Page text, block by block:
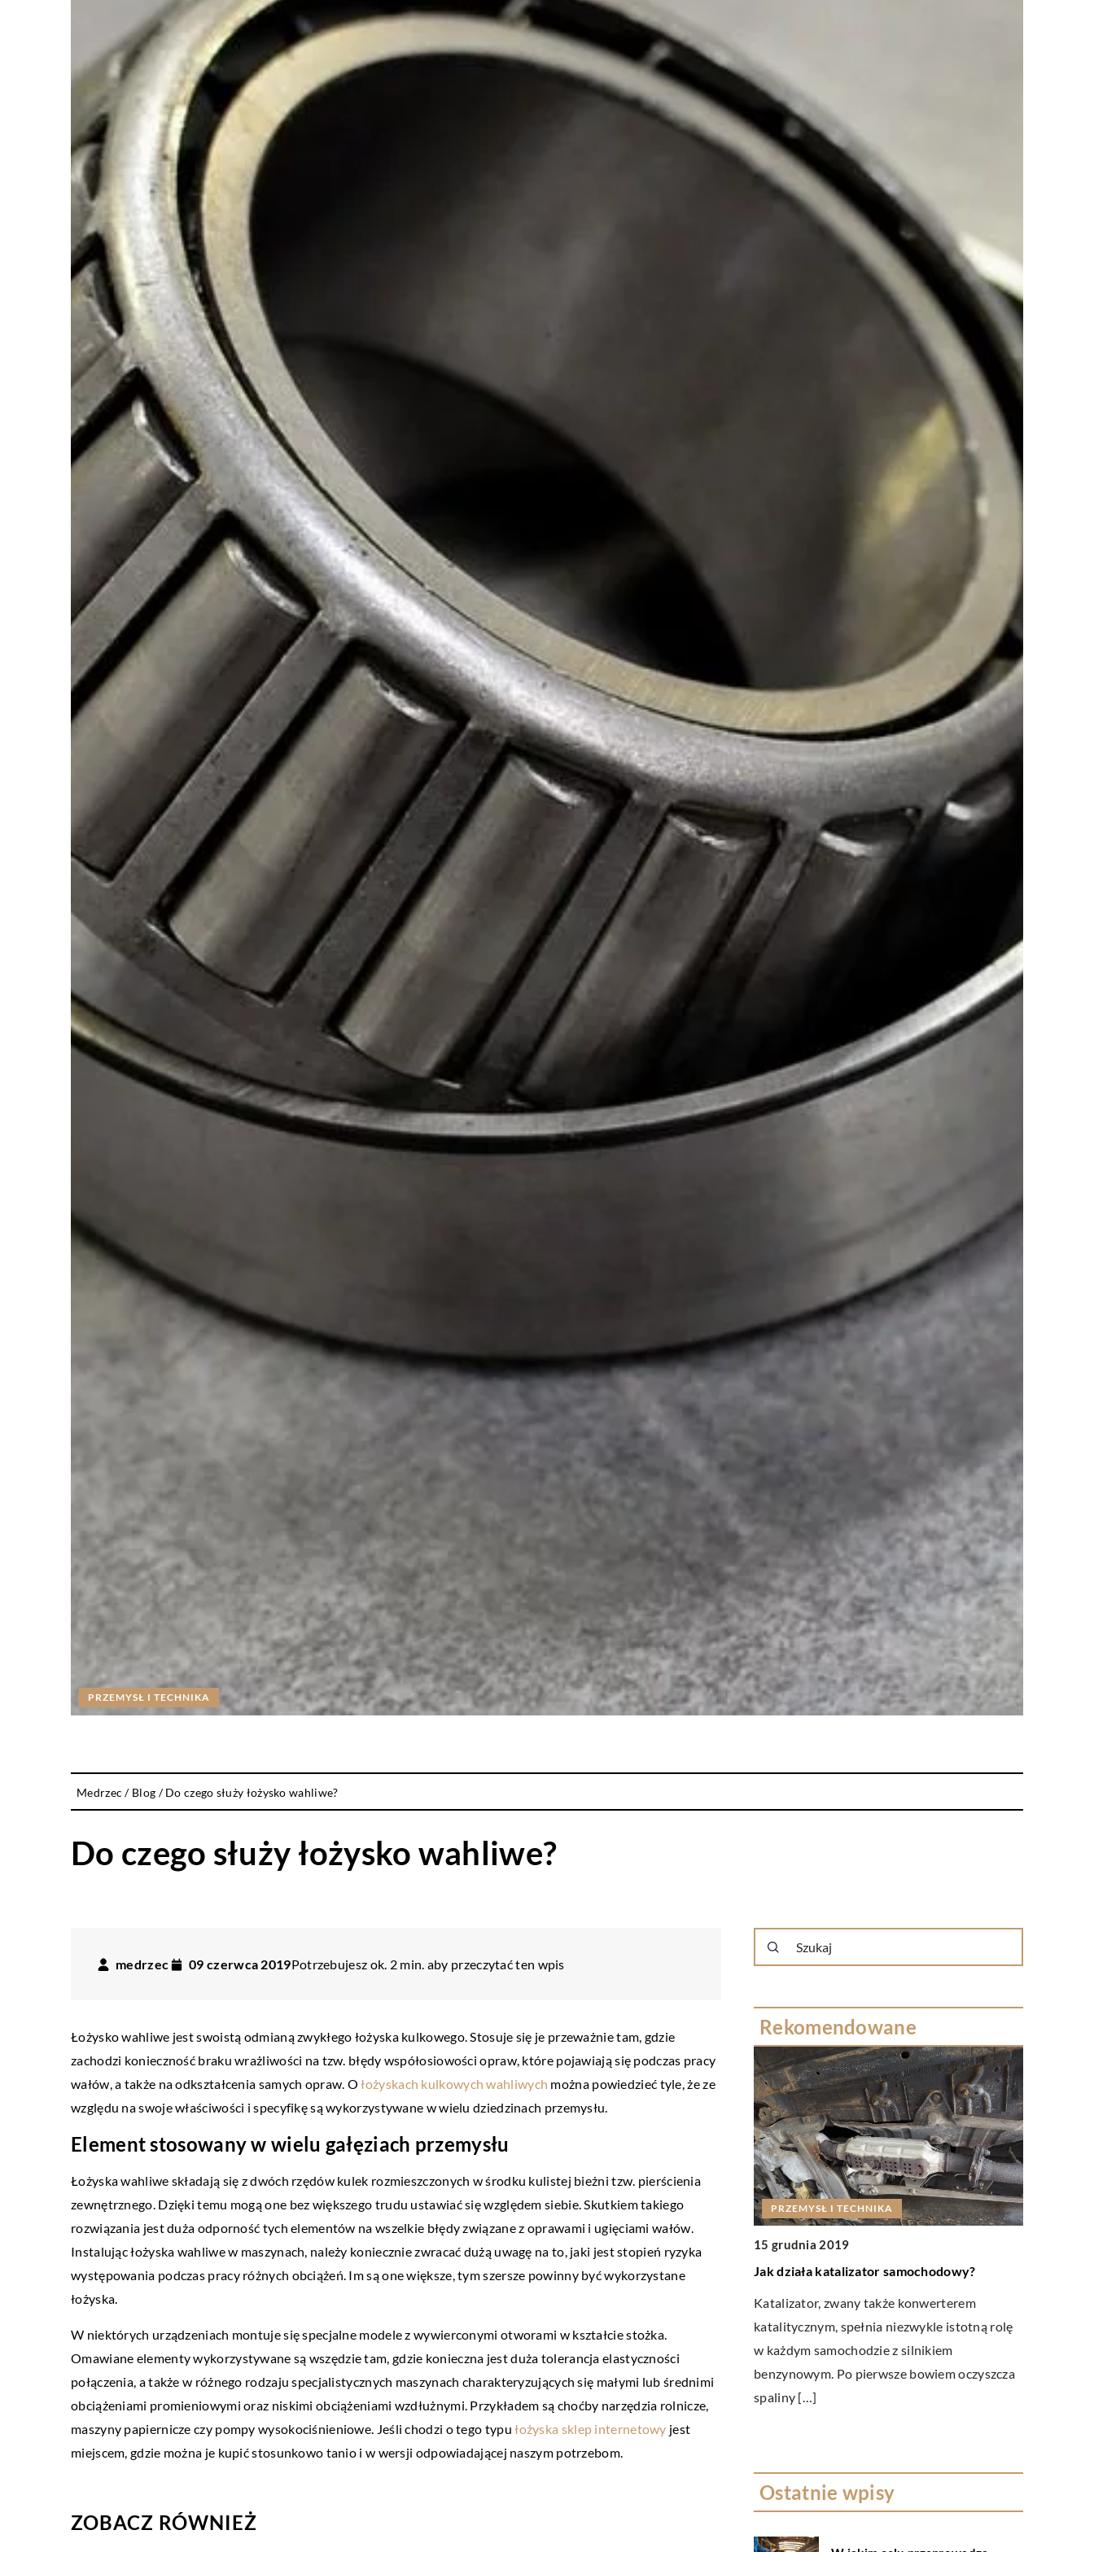
PRZEMYSŁ I TECHNIKA
Medrzec / Blog /Do czego służy łożysko wahliwe?
Do czego służy łożysko wahliwe?
medrzec 09 czerwca 2019Potrzebujesz ok. 2 min. aby przeczytać ten wpis
Łożysko wahliwe jest swoistą odmianą zwykłego łożyska kulkowego. Stosuje się je przeważnie tam, gdzie
zachodzi konieczność braku wrażliwości na tzw. błędy współosiowości opraw, które pojawiają się podczas pracy
wałów, a także na odkształcenia samych opraw. Ołożyskach kulkowych wahliwych można powiedzieć tyle, że ze
względu na swoje właściwości i specyfikę są wykorzystywane w wielu dziedzinach przemysłu.
Element stosowany w wielu gałęziach przemysłu
Łożyska wahliwe składają się z dwóch rzędów kulek rozmieszczonych w środku kulistej bieżni tzw. pierścienia
zewnętrznego. Dzięki temu mogą one bez większego trudu ustawiać się względem siebie. Skutkiem takiego
rozwiązania jest duża odporność tych elementów na wszelkie błędy związane z oprawami i ugięciami wałów.
Instalując łożyska wahliwe w maszynach, należy koniecznie zwracać dużą uwagę na to, jaki jest stopień ryzyka
występowania podczas pracy różnych obciążeń. Im są one większe, tym szersze powinny być wykorzystane
łożyska.
W niektórych urządzeniach montuje się specjalne modele z wywierconymi otworami w kształcie stożka.
Omawiane elementy wykorzystywane są wszędzie tam, gdzie konieczna jest duża tolerancja elastyczności
połączenia, a także w różnego rodzaju specjalistycznych maszynach charakteryzujących się małymi lub średnimi
obciążeniami promieniowymi oraz niskimi obciążeniami wzdłużnymi. Przykładem są choćby narzędzia rolnicze,
maszyny papiernicze czy pompy wysokociśnieniowe. Jeśli chodzi o tego typułożyska sklep internetowy jest
miejscem, gdzie można je kupić stosunkowo tanio i w wersji odpowiadającej naszym potrzebom.
ZOBACZ RÓWNIEŻ
Rekomendowane
PRZEMYSŁ I TECHNIKA
13 stycznia 2022
Jak przygotować paszę dla kur?
zakupić dobrze skomponowaną pasze, która
pokryje dzienne zapotrzebowanie na składniki
odżywcze. Jednakże istnieje […]
PRZEMYSŁ I TECHNIKA
20 kwietnia 2021
W jakim celu przeprowadza się badania
PRZEMYSŁ I TECHNIKA
15 grudnia 2019
Jak działa katalizator samochodowy?
Katalizator, zwany także konwerterem
katalitycznym, spełnia niezwykle istotną rolę
w każdym samochodzie z silnikiem
benzynowym. Po pierwsze bowiem oczyszcza
spaliny […]
Ostatnie wpisy